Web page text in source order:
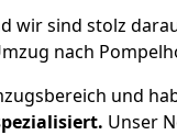
wir sind stolz
nach
und
Unser